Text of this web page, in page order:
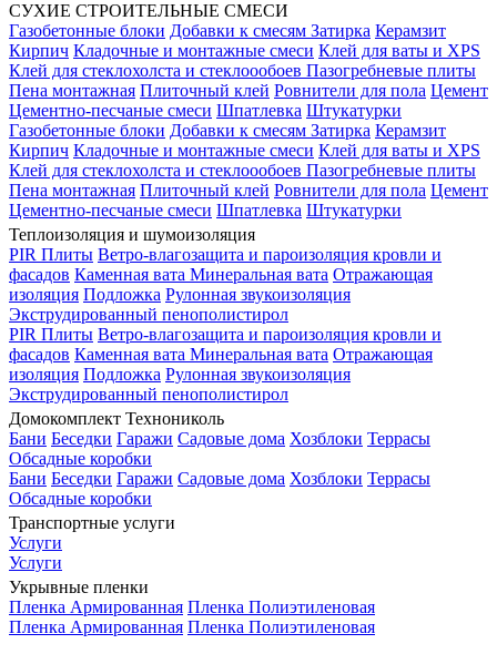
СУХИЕ СТРОИТЕЛЬНЫЕ СМЕСИ
Газобетонные блоки Добавки к смесям Затирка Керамзит
Кирпич Кладочные и монтажные смеси Клей для ваты и XPS
Клей для стеклохолста и стеклоообоев Пазогребневые плиты
Пена монтажная Плиточный клей Ровнители для пола Цемент
Цементно-песчаные смеси Шпатлевка Штукатурки
Газобетонные блоки Добавки к смесям Затирка Керамзит
Кирпич Кладочные и монтажные смеси Клей для ваты и XPS
Клей для стеклохолста и стеклоообоев Пазогребневые плиты
Пена монтажная Плиточный клей Ровнители для пола Цемент
Цементно-песчаные смеси Шпатлевка Штукатурки
Теплоизоляция и шумоизоляция
PIR Плиты Ветро-влагозащита и пароизоляция кровли и
фасадов Каменная вата Минеральная вата Отражающая
изоляция Подложка Рулонная звукоизоляция
Экструдированный пенополистирол
PIR Плиты Ветро-влагозащита и пароизоляция кровли и
фасадов Каменная вата Минеральная вата Отражающая
изоляция Подложка Рулонная звукоизоляция
Экструдированный пенополистирол
Домокомплект Технониколь
Бани Беседки Гаражи Садовые дома Хозблоки Террасы
Обсадные коробки
Бани Беседки Гаражи Садовые дома Хозблоки Террасы
Обсадные коробки
Транспортные услуги
Услуги
Услуги
Укрывные пленки
Пленка Армированная Пленка Полиэтиленовая
Пленка Армированная Пленка Полиэтиленовая